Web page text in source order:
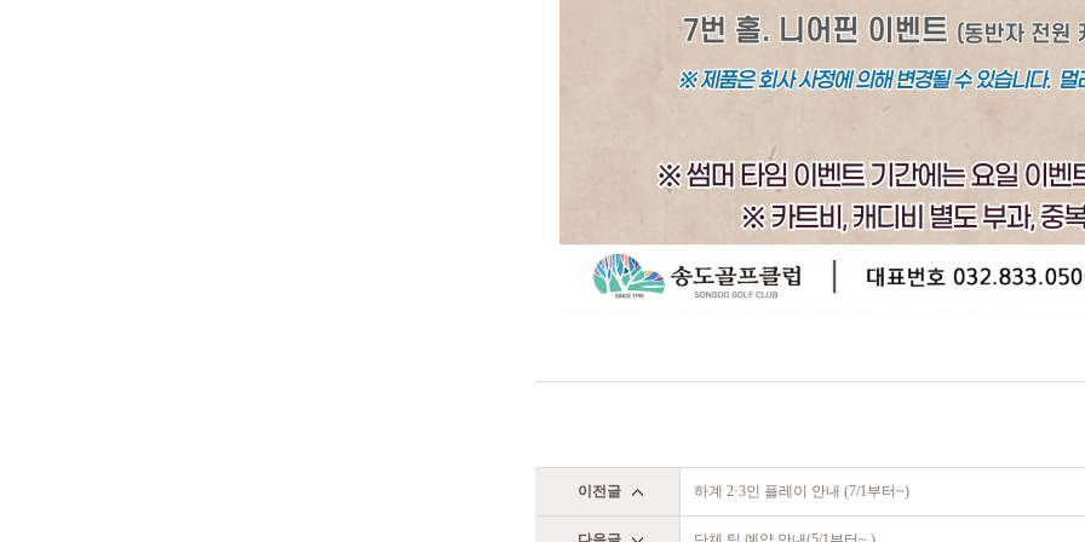
이전글 하계 2·3인 플레이 안내 (7/1부터~)